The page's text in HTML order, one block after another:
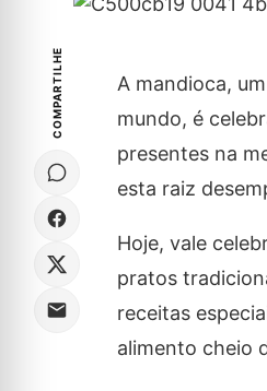
COMPARTILHE
A mandioca,
mundo, é
presentes na
esta raiz
Hoje, vale
pratos
receitas
alimento cheio